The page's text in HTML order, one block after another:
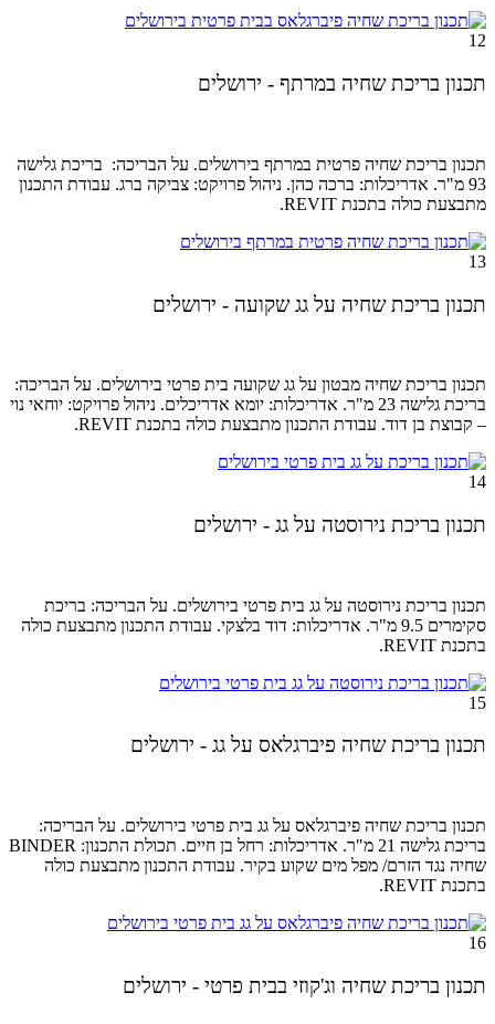
12
תכנון בריכת שחיה במרתף - ירושלים
תכנון בריכת שחיה פרטית במרתף בירושלים. על הבריכה: בריכת גלישה
93 מ"ר. אדריכלות: ברכה כהן. ניהול
פרויקט: צביקה ברג. עבודת התכנון
מתבצעת כולה בתכנת REVIT.
13
תכנון בריכת שחיה על גג שקועה - ירושלים
תכנון בריכת שחיה מבטון על גג שקועה בית פרטי בירושלים. על הבריכה:
בריכת גלישה 23 מ"ר. אדריכלות: יומא אדריכלים. ניהול פרויקט: יוחאי נוי
– קבוצת בן דוד. עבודת התכנון מתבצעת כולה בתכנת REVIT.
14
תכנון בריכת נירוסטה על גג - ירושלים
תכנון בריכת נירוסטה על גג בית פרטי בירושלים. על הבריכה: בריכת
סקימרים 9.5 מ"ר. אדריכלות: דוד בלצקי. עבודת התכנון מתבצעת כולה
בתכנת REVIT.
15
תכנון בריכת שחיה פיברגלאס על גג - ירושלים
תכנון בריכת שחיה פיברגלאס על גג בית פרטי בירושלים. על הבריכה:
בריכת גלישה 21 מ"ר. אדריכלות: רחל בן חיים. תכולת התכנון: BINDER
שחיה נגד הזרם/ מפל מים שקוע בקיר. עבודת התכנון מתבצעת כולה
בתכנת REVIT.
16
תכנון בריכת שחיה וג'קוזי בבית פרטי - ירושלים